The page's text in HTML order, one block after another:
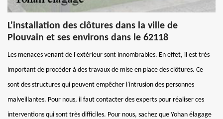
L'installation des clôtures dans la ville de
Plouvain et ses environs dans le 62118
Les menaces venant de l'extérieur sont innombrables. En effet, il est très
important de procéder à des travaux de mise en place des clôtures. Ce
sont des structures qui peuvent empêcher l'intrusion des personnes
malveillantes. Pour nous, il faut contacter des experts pour réaliser ces
interventions qui sont très difficiles. Pour nous, sachez que Yohan élagage